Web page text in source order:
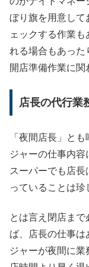
ぼり旗を用意して
ェックする作業
れる場合もあっ
開店準備作業に関
店長の代行業
「夜間店長」と
ジャーの仕事内
スーパーでも店
っていることは珍
とは言え閉店ま
ば、店長の仕事は
ジャーが夜間に